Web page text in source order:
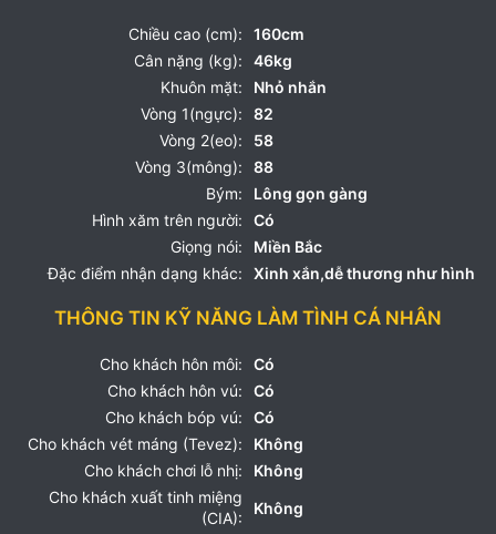
Chiều cao (cm):
160cm
Cân nặng (kg):
46kg
Khuôn mặt:
Nhỏ nhắn
Vòng 1(ngực):
82
Vòng 2(eo):
58
Vòng 3(mông):
88
Bým:
Lông gọn gàng
Hình xăm trên người:
Có
Giọng nói:
Miền Bắc
Đặc điểm nhận dạng khác:
Xinh xắn,dễ thương như hình
THÔNG TIN KỸ NĂNG LÀM TÌNH CÁ NHÂN
Cho khách hôn môi:
Có
Cho khách hôn vú:
Có
Cho khách bóp vú:
Có
Cho khách vét máng (Tevez):
Không
Cho khách chơi lỗ nhị:
Không
Cho khách xuất tinh miệng
(CIA):
Không